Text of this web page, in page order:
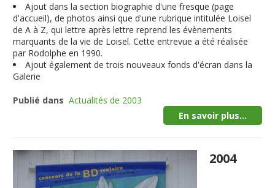
Ajout dans la section biographie d'une fresque (page
d'accueil), de photos ainsi que d'une rubrique intitulée Loisel
de A à Z, qui lettre après lettre reprend les évènements
marquants de la vie de Loisel. Cette entrevue a été réalisée
par Rodolphe en 1990.
Ajout également de trois nouveaux fonds d'écran dans la
Galerie
Publié dans Actualités de 2003
En savoir plus...
2004